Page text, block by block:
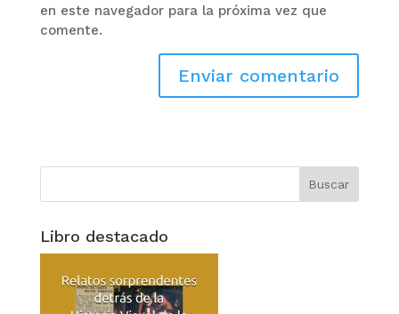
en este navegador para la próxima vez que
comente.
Libro destacado